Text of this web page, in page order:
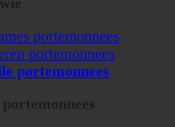
portemonnees
portemonnees
portemonnees